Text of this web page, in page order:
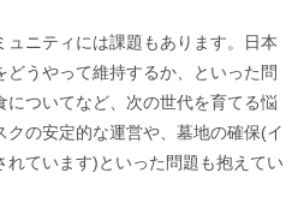
ュニティには課題もあります。日本
うやって維持するか、といった問
ついてなど、次の世代を育てる悩
の安定的な運営や、墓地の確保(イ
れています)といった問題も抱えてい